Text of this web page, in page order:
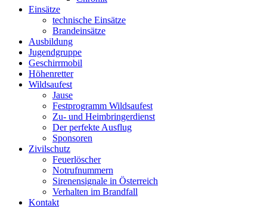
Einsätze
technische Einsätze
Brandeinsätze
Ausbildung
Jugendgruppe
Geschirrmobil
Höhenretter
Wildsaufest
Jause
Festprogramm Wildsaufest
Zu- und Heimbringerdienst
Der perfekte Ausflug
Sponsoren
Zivilschutz
Feuerlöscher
Notrufnummern
Sirenensignale in Österreich
Verhalten im Brandfall
Kontakt